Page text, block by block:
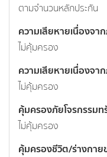
ตามจำนวนหลักประกัน
ความเสียหายเนื่องจา
ไม่คุ้มครอง
ความเสียหายเนื่องจา
ไม่คุ้มครอง
คุ้มครองภัยโจรกรรม
ไม่คุ้มครอง
คุ้มครองชีวิต/ร่างกา